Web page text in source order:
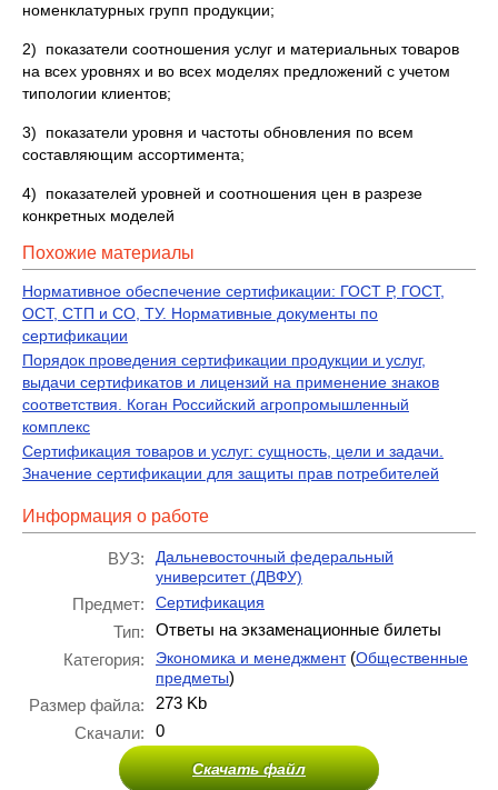
номенклатурных групп продукции;
2) показатели соотношения услуг и материальных товаров
на всех уровнях и во всех моделях предложений с учетом
типологии клиентов;
3) показатели уровня и частоты обновления по всем
составляющим ассортимента;
4) показателей уровней и соотношения цен в разрезе
конкретных моделей
Похожие материалы
Нормативное обеспечение сертификации: ГОСТ Р, ГОСТ,
ОСТ, СТП и СО, ТУ. Нормативные документы по
сертификации
Порядок проведения сертификации продукции и услуг,
выдачи сертификатов и лицензий на применение знаков
соответствия. Коган Российский агропромышленный
комплекс
Сертификация товаров и услуг: сущность, цели и задачи.
Значение сертификации для защиты прав потребителей
Информация о работе
ВУЗ:
Дальневосточный федеральный
университет (ДВФУ)
Предмет: Сертификация
Тип:
Ответы на экзаменационные билеты
Категория:
Экономика и менеджмент(Общественные
предметы)
Размер файла:
273 Kb
Скачали:
0
Скачать файл